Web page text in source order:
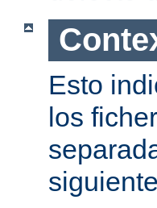
Esto
los